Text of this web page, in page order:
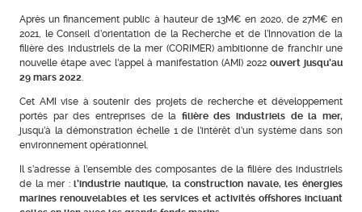
Après un financement public à hauteur de 13M€ en 2020, de 27M€ en
2021, le Conseil d’orientation de la Recherche et de l’Innovation de la
filière des industriels de la mer (CORIMER) ambitionne de franchir une
nouvelle étape avec l’appel à manifestation (AMI) 2022ouvert jusqu’au
29 mars 2022.
Cet AMI vise à soutenir des projets de recherche et développement
portés par des entreprises de la filière des industriels de la mer,
jusqu’à la démonstration échelle 1 de l’intérêt d’un système dans son
environnement opérationnel.
Il s’adresse à l’ensemble des composantes de la filière des industriels
de la mer :l’industrie nautique, la construction navale, les énergies
marines renouvelables et les services et activités offshores incluant